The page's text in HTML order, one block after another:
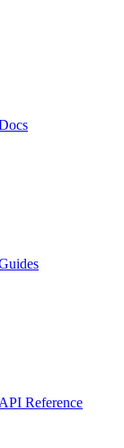
API Reference